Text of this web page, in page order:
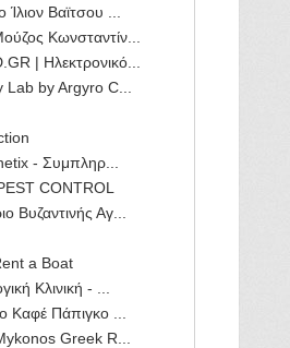
Ίλιον Βαϊτσου ...
Κωνσταντίν...
| Ηλεκτρονικό...
Lab by Argyro C...
- Συμπληρ...
CONTROL
Βυζαντινής Αγ...
a Boat
Κλινική - ...
Καφέ Πάπιγκο ...
Greek R...